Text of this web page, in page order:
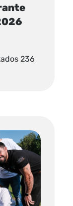
236